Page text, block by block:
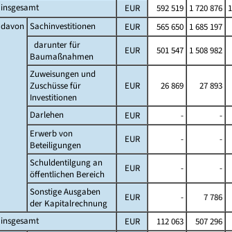
insgesamt EUR 592 519 1 720 876
davon Sachinvestitionen EUR 565 650 1 685 197
darunter für
Baumaßnahmen
EUR 501 547 1 508 982
Zuweisungen und
Zuschüsse für
Investitionen
EUR 26 869 27 893
Darlehen EUR - -
Erwerb von
Beteiligungen
EUR - -
Schuldentilgung an
öffentlichen Bereich
EUR - -
Sonstige Ausgaben
der Kapitalrechnung
EUR - 7 786
insgesamt EUR 112 063 507 296